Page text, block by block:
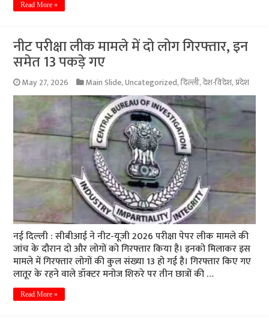
Read More »
नीट परीक्षा लीक मामले में दो लोग गिरफ्तार, इन
समेत 13 पकड़े गए
May 27, 2026 Main Slide,Uncategorized,दिल्ली,देश-विदेश,प्रदेश
नई दिल्ली : सीबीआई ने नीट-यूजी 2026 परीक्षा पेपर लीक मामले की
जांच के दौरान दो और लोगों को गिरफ्तार किया है। इनको मिलाकर इस
मामले में गिरफ्तार लोगों की कुल संख्या 13 हो गई है। गिरफ्तार किए गए
लातूर के रहने वाले डॉक्टर मनोज शिरुरे पर तीन छात्रों की …
Read More »